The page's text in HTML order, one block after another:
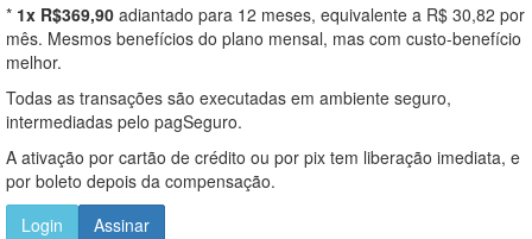
* 1x R$369,90 adiantado para 12 meses, equivalente a R$ 30,82 por
mês. Mesmos benefícios do plano mensal, mas com custo-benefício
melhor.
Todas as transações são executadas em ambiente seguro,
intermediadas pelo pagSeguro.
A ativação por cartão de crédito ou por pix tem liberação imediata, e
por boleto depois da compensação.
Login
Assinar